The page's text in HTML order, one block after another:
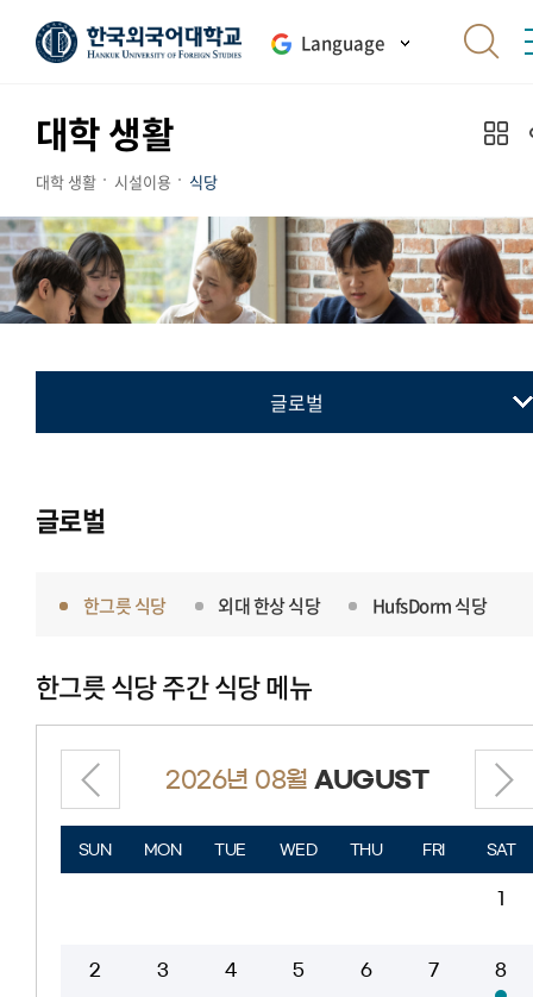
Language
대학 생활
대학 생활 시설이용 식당
글로벌
글로벌
한그릇 식당 외대 한상 식당 HufsDorm 식당
한그릇 식당주간 식당 메뉴
2026년 08월 AUGUST
SUN MON TUE WED THU FRI SAT
2 3 4 5 6 7 8